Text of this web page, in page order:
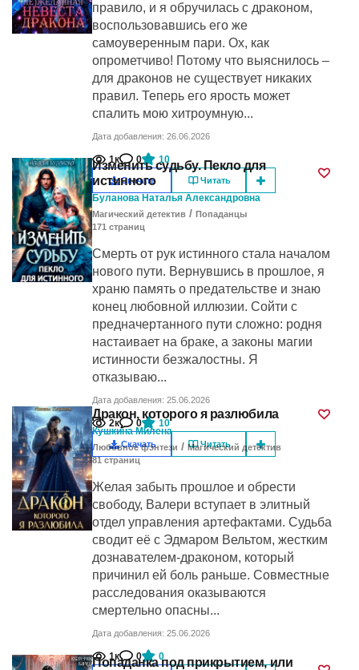
правило, и я обручилась с драконом,
воспользовавшись его же
самоуверенным пари. Ох, как
опрометчиво! Потому что выяснилось –
для драконов не существует никаких
правил. Теперь его ярость может
спалить мою хитроумную...
Дата добавления: 26.06.2026
1к 0 10
Скачать Читать
Изменить судьбу. Пекло для
истинного
Буланова Наталья Александровна
Магический детектив / Попаданцы
171 cтраниц
Смерть от рук истинного стала началом
нового пути. Вернувшись в прошлое, я
храню память о предательстве и знаю
конец любовной иллюзии. Сойти с
предначертанного пути сложно: родня
настаивает на браке, а законы магии
истинности безжалостны. Я
отказываю...
Дата добавления: 25.06.2026
2к 0 10
Скачать Читать
Дракон, которого я разлюбила
Кушкина Милена
Любовное фэнтези / Магический детектив
81cтраниц
Желая забыть прошлое и обрести
свободу, Валери вступает в элитный
отдел управления артефактами. Судьба
сводит её с Эдмаром Вельтом, жестким
дознавателем-драконом, который
причинил ей боль раньше. Совместные
расследования оказываются
смертельно опасны...
Дата добавления: 25.06.2026
1к 0 0
Попаданка под прикрытием, или